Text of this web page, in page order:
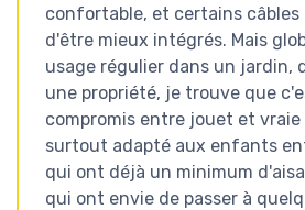
confortable, et certains
d'être mieux intégrés. Mais
usage régulier dans un jardin,
une propriété, je trouve que
compromis entre jouet et vraie
surtout adapté aux enfants
qui ont déjà un minimum
qui ont envie de passer à